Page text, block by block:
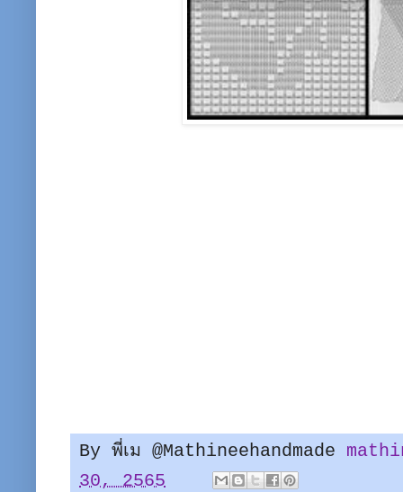
By พี่เม @Mathineehandmade
30, 2565